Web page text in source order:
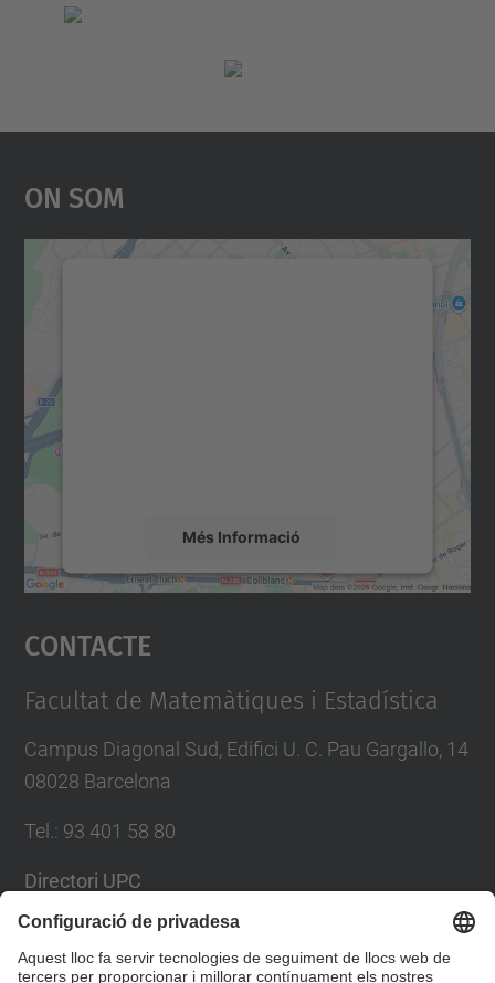
On Som
Més Informació
Accepta
powered by
Contacte
Facultat de Matemàtiques i Estadística
Campus Diagonal Sud, Edifici U. C. Pau Gargallo, 14
08028 Barcelona
Tel. : 93 401 58 80
Directori UPC
Formulari de contacte